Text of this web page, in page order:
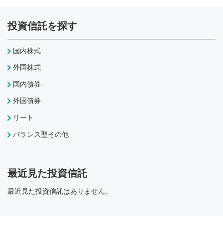
投資信託を探す
国内株式
外国株式
国内債券
外国債券
リート
バランス型その他
最近見た投資信託
最近見た投資信託はありません。